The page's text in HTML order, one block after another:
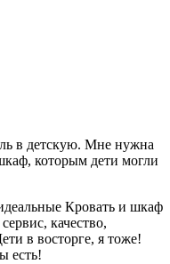
в детскую. Мне нужна
которым дети могли
Кровать и шкаф
качество,
в восторге, я тоже!
есть!